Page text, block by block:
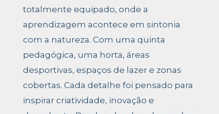
totalmente equipado, onde a
aprendizagem acontece em sintonia
com a natureza. Com uma quinta
pedagógica, uma horta, áreas
desportivas, espaços de lazer e zonas
cobertas. Cada detalhe foi pensado para
inspirar criatividade, inovação e